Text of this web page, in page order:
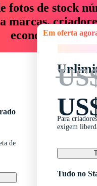
fotos de stock
marcas,
economizam
de
Em oferta agora!
Para
exigem
Tudo no